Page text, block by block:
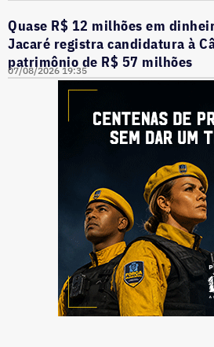
Quase R$ 12 milhões em
Jacaré registra candidatura à
patrimônio de R$ 57 milhões
07/08/2026 19:35